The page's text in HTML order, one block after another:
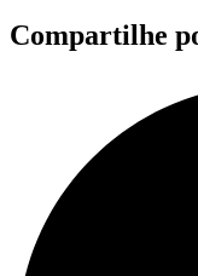
Compartilhe